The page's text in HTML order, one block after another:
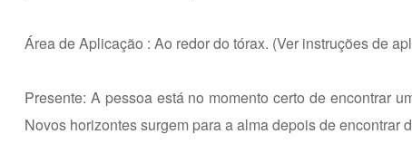
Área de Aplicação : Ao redor do tórax. (Ver instruções de
Presente: A pessoa está no momento certo de encontrar
Novos horizontes surgem para a alma depois de encontrar